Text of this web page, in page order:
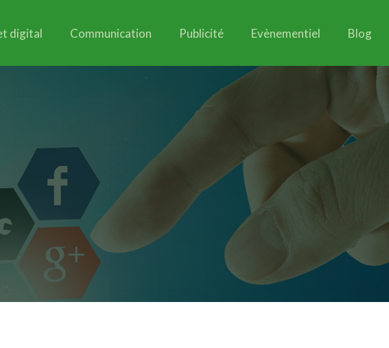
digital Communication Publicité Evènementiel Blog